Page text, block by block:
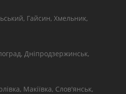
Гайсин, Хмельник,
Дніпродзержинськ,
Макіївка, Слов'янськ,